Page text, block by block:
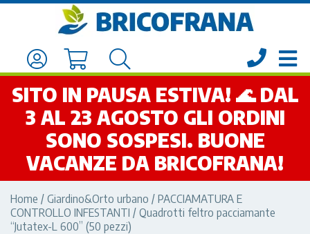
SITO IN PAUSA ESTIVA! 🌊 DAL
3 AL 23 AGOSTO GLI ORDINI
SONO SOSPESI. BUONE
VACANZE DA BRICOFRANA!
Home / Giardino&Orto urbano / PACCIAMATURA E
CONTROLLO INFESTANTI / Quadrotti feltro pacciamante
“Jutatex-L 600” (50 pezzi)